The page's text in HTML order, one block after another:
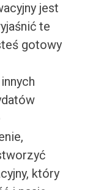
jest
te
gotowy
który